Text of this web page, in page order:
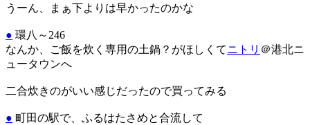
うーん、まぁ下よりは早かったのかな
● 環八～246
なんか、ご飯を炊く専用の土鍋？がほしくてニトリ ＠港北ニ
ュータウンへ
二合炊きのがいい感じだったので買ってみる
● 町田の駅で、ふるはたさめと合流して